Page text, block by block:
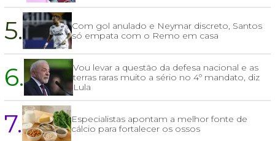
5.
Com gol anulado e Neymar discreto, Santos
só empata com o Remo em casa
6.
Vou levar a questão da defesa nacional e as
terras raras muito a sério no 4º mandato, diz
Lula
7.
Especialistas apontam a melhor fonte de
cálcio para fortalecer os ossos